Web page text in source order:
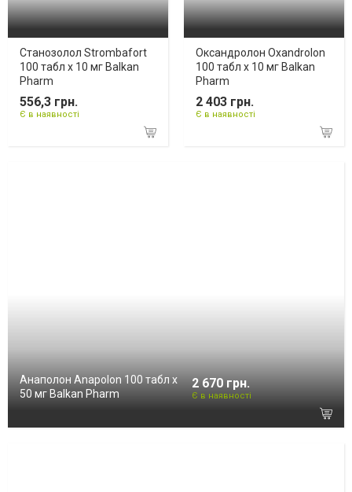
Станозолол Strombafort
100 табл х 10 мг Balkan
Pharm
556,3 грн.
Є в наявності
Оксандролон Oxandrolon
100 табл х 10 мг Balkan
Pharm
2 403 грн.
Є в наявності
Анаполон Anapolon 100 табл х
50 мг Balkan Pharm
2 670 грн.
Є в наявності